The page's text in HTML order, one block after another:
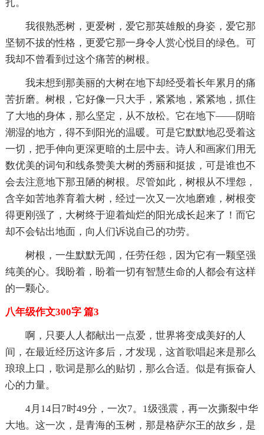
扎。
我很熟悉树，更爱树，爱它那英雄般的身姿，爱它那
坚韧不拔的性格，更爱它那一身令人赏心悦目的绿色。可
我却不曾看到过这个痛苦的树根。
我未想到那美丽的大树在地下却经受着长年累月的痛
苦折磨。树根，它好像一只大手，紧紧地，紧紧地，抓住
了大地的身体，那么坚定，从不放松。它在地下——阴暗
潮湿的地方，得不到阳光的温暖。可是它默默地忍受着这
一切，把手伸向更深更暗的土层中去。诗人和画家们用无
数优美的词句和线条赞美大树的秀丽和挺拔，可是谁也不
会去注意地下那丑陋的树根。尽管如此，树根从不埋怨，
含辛如苦地养育着大树，经过一次又一次地磨难，树根变
得更刚强了，大树终于迎着灿烂的阳光成长起来了！而它
却不会钻出地面，向人们诉说自己的功劳。
树根，一生默默无闻，任劳任怨，因为它有一颗坚强
纯美的心。我盼着，盼着一切有智慧生命的人都会有这样
的一颗心。
八年级作文300字 篇3
啊，只要人人都献出一点爱，世界将变成美好的人
间，在最近经历这许多后，才发现，这首歌唱起来是那么
琅琅上口，歌词是那么的贴切，那么合适。似是有振奋人
心的力量。
4月14日7时49分，一次7。1级强震，再一次撕裂中华
大地。这一次，是青海的玉树，那是格萨尔王的故乡，是